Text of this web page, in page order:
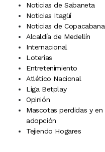
Noticias de Sabaneta
Noticias Itagüí
Noticias de Copacabana
Alcaldía de Medellín
Internacional
Loterías
Entretenimiento
Atlético Nacional
Liga Betplay
Opinión
Mascotas perdidas y en
adopción
Tejiendo Hogares